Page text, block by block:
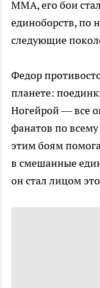
ММА, его бои
единоборств, по
следующие
Федор
планете:
Ногейрой — все
фанатов по
этим боям
в смешанные
он стал лицом